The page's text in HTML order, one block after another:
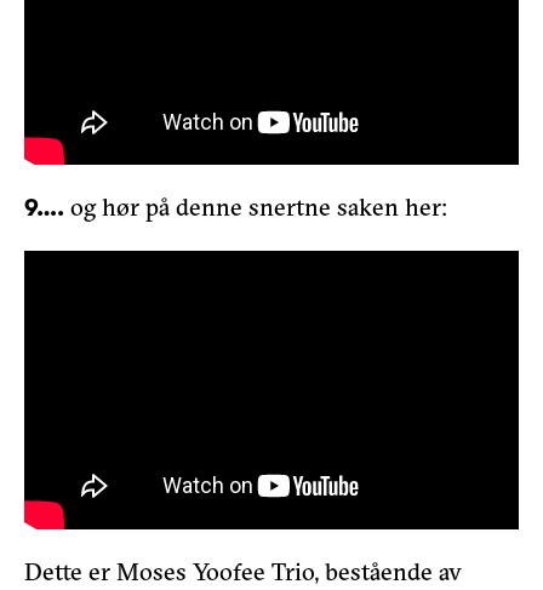
9…. og hør på denne snertne saken her:
Dette er Moses Yoofee Trio, bestående av